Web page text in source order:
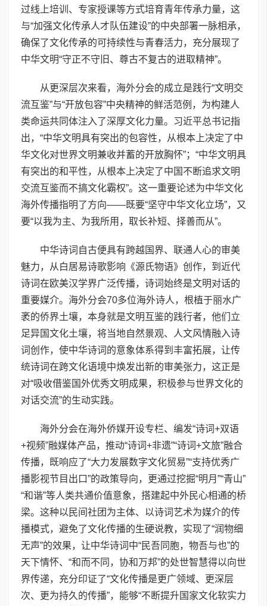
过线上培训、专家授课等方式培育青年传承力量，这
与“加强文化传承人才队伍建设”的中央部署一脉相承，
确保了文化传承的可持续性与青春活力，充分展现了
中华文明“守正不守旧、尊古不复古的进取精神”。
从更深层次来看，海外分会的成立是践行“文明交
流互鉴”与“开放包容”中央精神的鲜活范例，为构建人
类命运共同体注入了深厚文化力量。习近平总书记指
出，“中华文明具有突出的包容性，从根本上决定了中
华文化对世界文明兼收并蓄的开放胸怀”；“中华文明具
有突出的和平性，从根本上决定了中国不断追求文明
交流互鉴而不搞文化霸权”。这一重要论述为中华文化
海外传播指明了方向——既要“坚守中华文化立场”，又
要“以我为主、为我所用，取长补短、择善而从”。
中华诗词自古便具有跨越国界、联通人心的审美
魅力，从白居易诗歌影响《源氏物语》创作，到近代
诗词在欧美汉学界广泛传播，诗词始终是文明对话的
重要媒介。海外分会70多位海外诗人，根植于丽水广
袤的侨界土壤，本身就是文明互鉴的践行者，他们立
足异国文化土壤，将当地自然景观、人文风情融入诗
词创作，使中华诗词的意象体系得到丰富拓展，让传
统诗词在跨文化语境中焕发出新的审美张力，这正是
对“吸收借鉴国外优秀文明成果，积极参与世界文化的
对话交流”的生动实践。
海外分会在海外侨媒开设专栏、编发“诗词+双语
+视频”融媒体产品，推动“诗词+非遗”“诗词+文旅”融合
传播，既响应了“大力发展数字文化贸易”“支持优秀广
播影视节目出口”的政策导向，更通过挖掘“明月”“青山”
“和谐”等人类共通价值意象，搭建起中外民心相通的桥
梁。这种以民间社团为主体、以诗词艺术为媒介的传
播模式，避免了文化传播的生硬说教，实现了“润物细
无声”的效果，让中华诗词中“民吾同胞，物吾与也”的
天下情怀、“和而不同，协和万邦”的处世智慧得以向世
界传递，充分印证了“文化传播是更广领域、更深层
次、更为持久的传播”，能够“不断提升国家文化软实力